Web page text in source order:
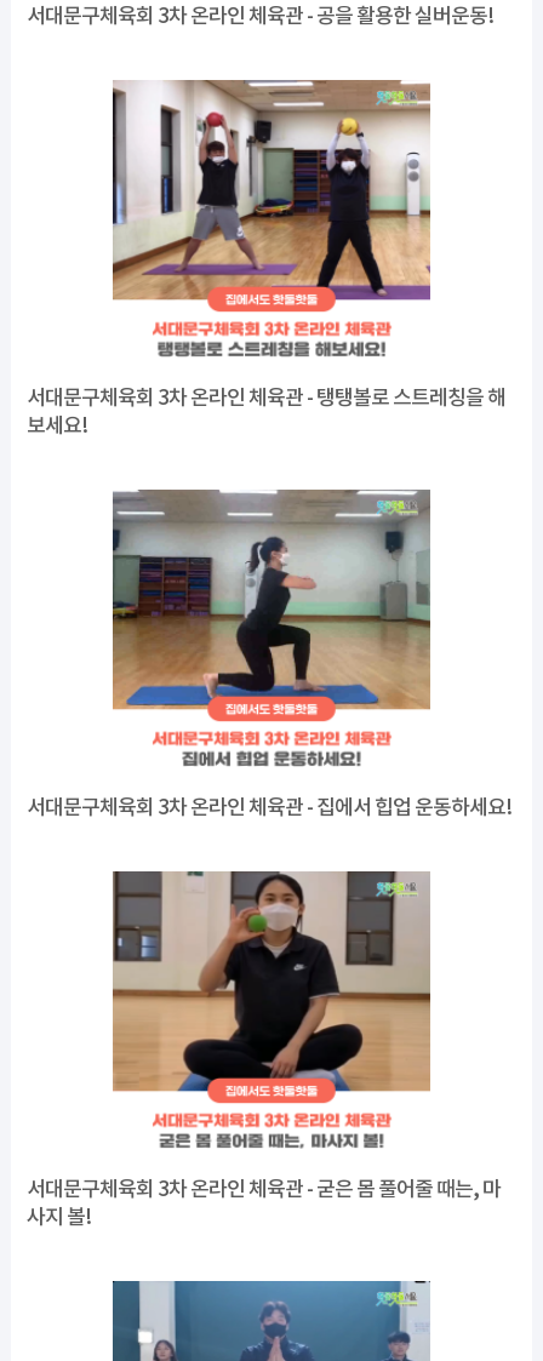
서대문구체육회 3차 온라인 체육관 - 공을 활용한 실버운동!
서대문구체육회 3차 온라인 체육관 - 탱탱볼로 스트레칭을 해
보세요!
서대문구체육회 3차 온라인 체육관 - 집에서 힙업 운동하세요!
서대문구체육회 3차 온라인 체육관 - 굳은 몸 풀어줄 때는, 마
사지 볼!